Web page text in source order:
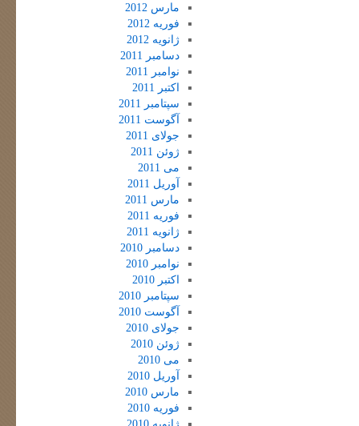
مارس 2012
فوریه 2012
ژانویه 2012
دسامبر 2011
نوامبر 2011
اکتبر 2011
سپتامبر 2011
آگوست 2011
جولای 2011
ژوئن 2011
می 2011
آوریل 2011
مارس 2011
فوریه 2011
ژانویه 2011
دسامبر 2010
نوامبر 2010
اکتبر 2010
سپتامبر 2010
آگوست 2010
جولای 2010
ژوئن 2010
می 2010
آوریل 2010
مارس 2010
فوریه 2010